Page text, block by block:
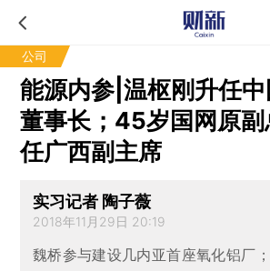
公司
能源内参|温枢刚升任中
董事长；45岁国网原副
任广西副主席
实习记者 陶子薇
2018年11月29日 20:19
魏桥参与建设几内亚首座氧化铝厂